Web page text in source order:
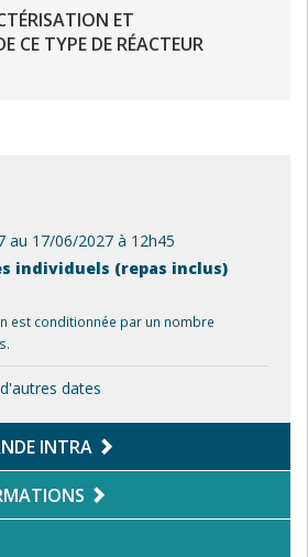
ET
CE TYPE DE RÉACTEUR
au 17/06/2027 à 12h45
individuels (repas inclus)
est conditionnée par un nombre
dates
INTRA